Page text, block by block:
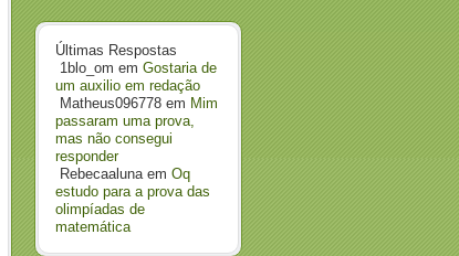
Últimas Respostas
1blo_om em Gostaria de
um auxilio em redação
Matheus096778 em Mim
passaram uma prova,
mas não consegui
responder
Rebecaalunaem Oq
estudo para a prova das
olimpíadas de
matemática